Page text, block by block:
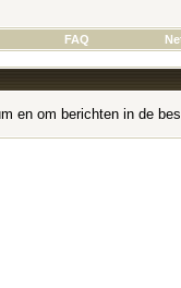
FAQ
en om berichten in de